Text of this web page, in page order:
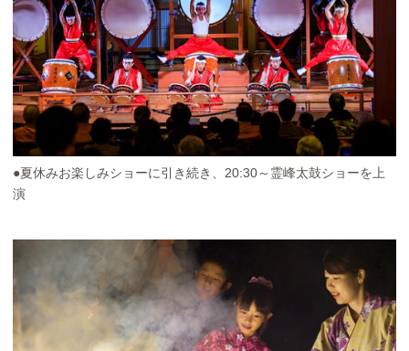
●夏休みお楽しみショーに引き続き、20:30～霊峰太鼓ショーを上
演